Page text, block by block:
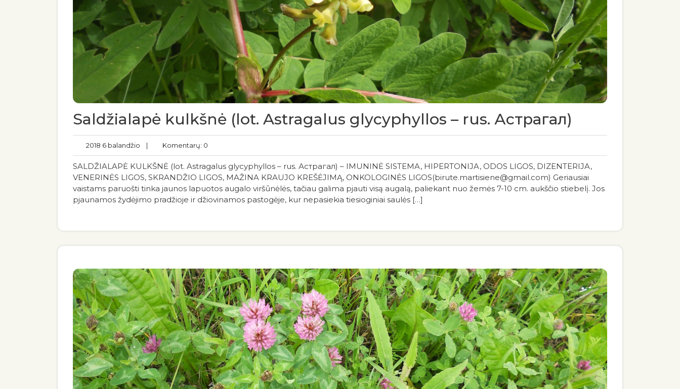
Saldžialapė kulkšnė (lot. Astragalus glycyphyllos – rus. Астрагал)
2018 6 balandžio | Komentarų: 0
SALDŽIALAPĖ KULKŠNĖ (lot. Astragalus glycyphyllos – rus. Астрагал) – IMUNINĖ SISTEMA, HIPERTONIJA, ODOS LIGOS, DIZENTERIJA,
VENERINĖS LIGOS, SKRANDŽIO LIGOS, MAŽINA KRAUJO KREŠĖJIMĄ, ONKOLOGINĖS LIGOS(birute.martisiene@gmail.com) Geriausiai
vaistams paruošti tinka jaunos lapuotos augalo viršūnėlės, tačiau galima pjauti visą augalą, paliekant nuo žemės 7-10 cm. aukščio stiebelį. Jos
pjaunamos žydėjimo pradžioje ir džiovinamos pastogėje, kur nepasiekia tiesioginiai saulės […]